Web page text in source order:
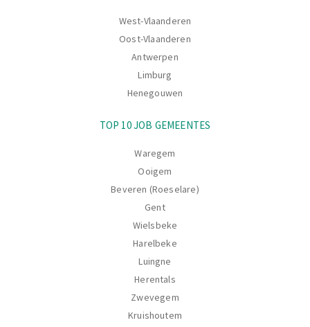
West-Vlaanderen
Oost-Vlaanderen
Antwerpen
Limburg
Henegouwen
TOP 10 JOB GEMEENTES
Waregem
Ooigem
Beveren (Roeselare)
Gent
Wielsbeke
Harelbeke
Luingne
Herentals
Zwevegem
Kruishoutem